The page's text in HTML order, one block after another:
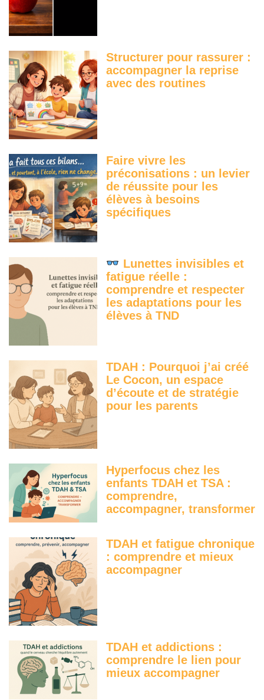
Structurer pour rassurer :
accompagner la reprise
avec des routines
Faire vivre les
préconisations : un levier
de réussite pour les
élèves à besoins
spécifiques
Lunettes invisibles et
fatigue réelle :
comprendre et respecter
les adaptations pour les
élèves à TND
TDAH : Pourquoi j’ai créé
Le Cocon, un espace
d’écoute et de stratégie
pour les parents
Hyperfocus chez les
enfants TDAH et TSA :
comprendre,
accompagner, transformer
TDAH et fatigue chronique
: comprendre et mieux
accompagner
TDAH et addictions :
comprendre le lien pour
mieux accompagner